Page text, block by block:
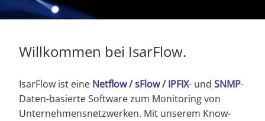
Willkommen bei IsarFlow.
IsarFlow ist eine Netflow / sFlow / IPFIX- und SNMP-
Daten-basierte Software zum Monitoring von
Unternehmensnetzwerken. Mit unserem Know-